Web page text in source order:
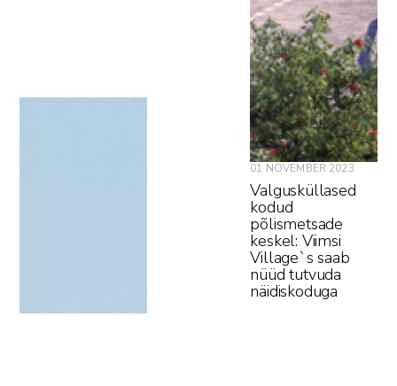
01 NOVEMBER 2023
Valgusküllased
kodud
põlismetsade
keskel: Viimsi
Village`s saab
nüüd tutvuda
näidiskoduga